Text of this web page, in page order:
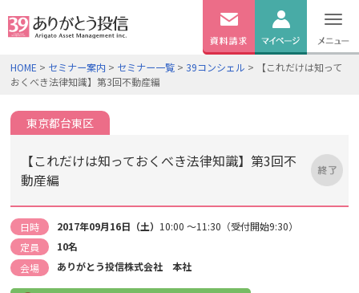
無料資料
ログイン
HOME > セミナー案内 > セミナー一覧 >39コンシェル > 【これだけは知って
おくべき法律知識】第3回不動産編
東京都台東区
【これだけは知っておくべき法律知識】第3回不
動産編
日時 2017年09月16日（土） 10:00 ～11:30（受付開始9:30）
定員
10名
会場
ありがとう投信株式会社 本社